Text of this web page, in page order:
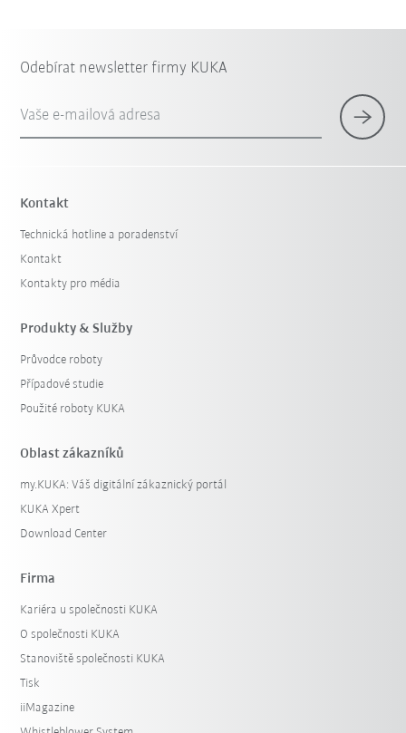
Odebírat newsletter firmy KUKA
Vaše e-mailová adresa
Kontakt
Technická hotline a poradenství
Kontakt
Kontakty pro média
Produkty & Služby
Průvodce roboty
Případové studie
Použité roboty KUKA
Oblast zákazníků
my.KUKA: Váš digitální zákaznický portál
KUKA Xpert
Download Center
Firma
Kariéra u společnosti KUKA
O společnosti KUKA
Stanoviště společnosti KUKA
Tisk
iiMagazine